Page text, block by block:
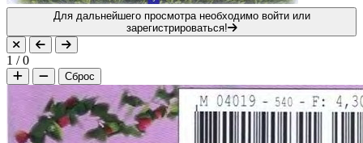
Для дальнейшего просмотра необходимо войти или
зарегистрироваться!
1 /0
Сброс